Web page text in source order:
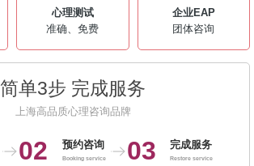
心理测试
准确、免费
企业EAP
团体咨询
简单3步 完成服务
上海高品质心理咨询品牌
02 预约咨询
Booking service 03 完成服务
Restore service